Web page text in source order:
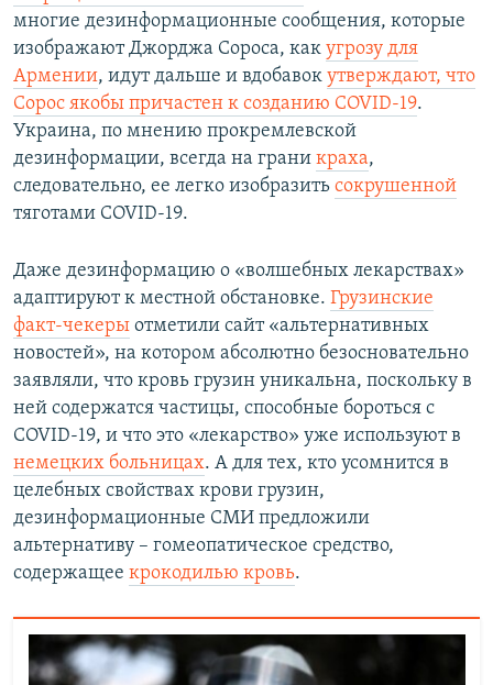
многие дезинформационные сообщения, которые
изображают Джорджа Сороса, как угрозу для
Армении, идут дальше и вдобавок утверждают, что
Сорос якобы причастен к созданию COVID-19.
Украина, по мнению прокремлевской
дезинформации, всегда на грани краха,
следовательно, ее легко изобразить сокрушенной
тяготами COVID-19.
Даже дезинформацию о «волшебных лекарствах»
адаптируют к местной обстановке. Грузинские
факт-чекеры отметили сайт «альтернативных
новостей», на котором абсолютно безосновательно
заявляли, что кровь грузин уникальна, поскольку в
ней содержатся частицы, способные бороться с
COVID-19, и что это «лекарство» уже используют в
немецких больницах. А для тех, кто усомнится в
целебных свойствах крови грузин,
дезинформационные СМИ предложили
альтернативу – гомеопатическое средство,
содержащее крокодилью кровь.